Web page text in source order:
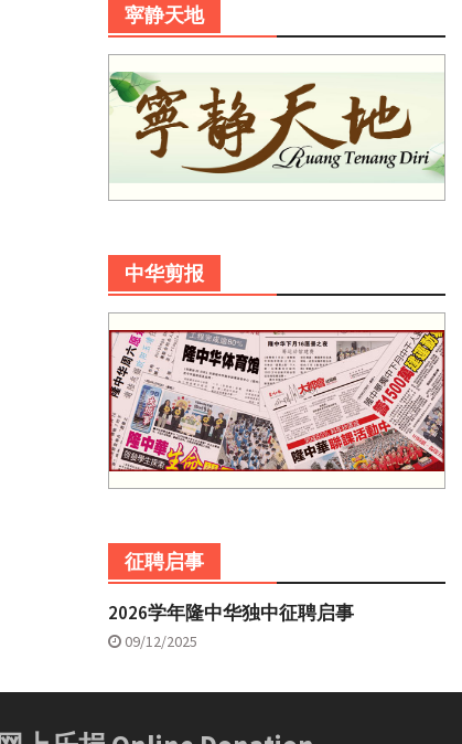
寜静天地
中华剪报
征聘启事
2026学年隆中华独中征聘启事
09/12/2025